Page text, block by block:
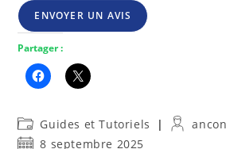
ENVOYER UN AVIS
Partager :
Post
category:
Guides et Tutoriels
Auteur/
Publication
8 septembre 2025